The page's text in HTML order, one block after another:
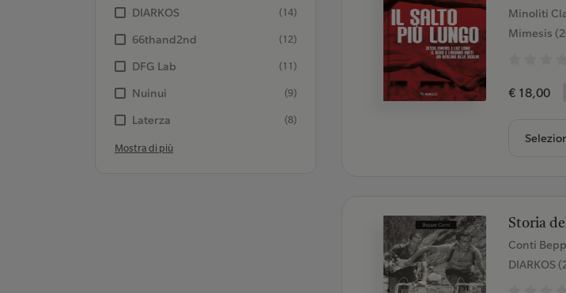
DIARKOS (14)
66thand2nd (12)
DFG Lab (11)
Nuinui (9)
Laterza (8)
Mostra di più
Minoliti
Mimesis
€ 18,00
Storia
Conti
DIARKOS